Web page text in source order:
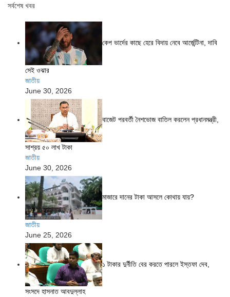
সর্বশেষ খবর
কেপ ভার্দের কাছে হেরে বিদায় নেবে আর্জেন্টিনা, দাবি
সেই ওঝার
জাতীয়
June 30, 2026
বাজেট পরবর্তী নৈশভোজ বাতিল করলেন প্রধানমন্ত্রী,
সাশ্রয় ৫০ লাখ টাকা
জাতীয়
June 30, 2026
মাজারে দানের টাকা আসলে কোথায় যায়?
জাতীয়
June 25, 2026
১ টাকার দুর্নীতি বের করতে পারলে ইস্তফা দেব,
সংসদে হাসনাত আবদুল্লাহ